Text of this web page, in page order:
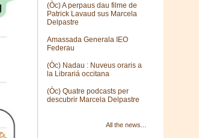
(Òc) A perpaus dau filme de
Patrick Lavaud sus Marcela
Delpastre
Amassada Generala IEO
Federau
(Òc) Nadau : Nuveus oraris a
la Librariá occitana
(Òc) Quatre podcasts per
descubrir Marcela Delpastre
All the news...